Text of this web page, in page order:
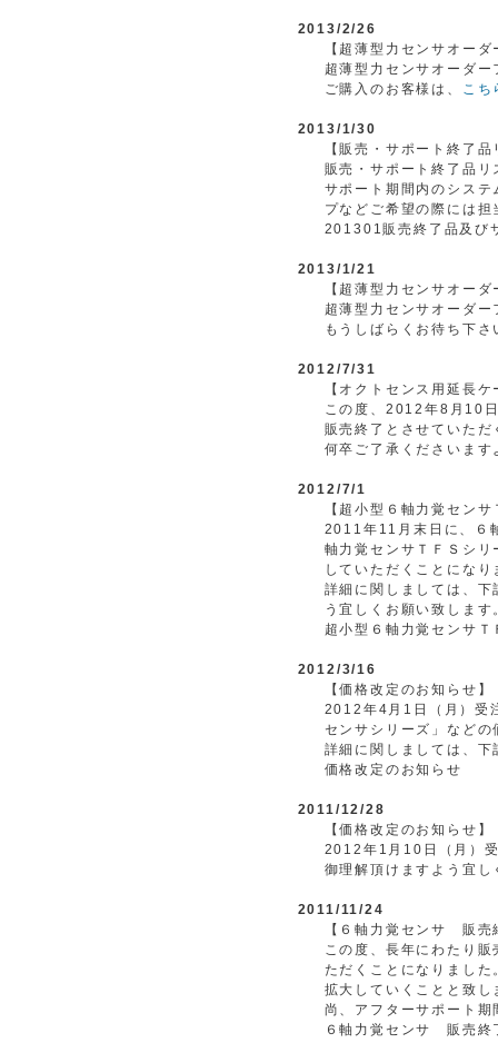
2013/2/26
【超薄型力センサオー
超薄型力センサオーダ
ご購入のお客様は、 こち
2013/1/30
【販売・サポート終了
販売・サポート終了品
サポート期間内のシス
プなどご希望の際には
201301販売終了品及び
2013/1/21
【超薄型力センサオー
超薄型力センサオーダ
もうしばらくお待ち下
2012/7/31
【オクトセンス用延長
この度、2012年8月10
販売終了とさせていた
何卒ご了承くださいま
2012/7/1
【超小型６軸力覚セン
2011年11月末日に、６
軸力覚センサＴＦＳシ
していただくことにな
詳細に関しましては、
う宜しくお願い致します
超小型６軸力覚センサ
2012/3/16
【価格改定のお知らせ】
2012年4月1日（月）受
センサシリーズ」など
詳細に関しましては、
価格改定のお知らせ
2011/12/28
【価格改定のお知らせ】
2012年1月10日（月）
御理解頂けますよう宜
2011/11/24
【６軸力覚センサ 販売
この度、長年にわたり
ただくことになりまし
拡大していくことと致し
尚、アフターサポート
６軸力覚センサ 販売終